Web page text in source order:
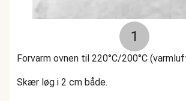
1
Forvarm ovnen til 220°C/200°C
Skær løg i 2 cm både.